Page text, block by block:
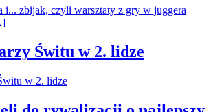
Świtu w 2. lidze